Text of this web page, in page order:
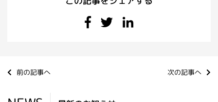
前の記事へ 次の記事へ